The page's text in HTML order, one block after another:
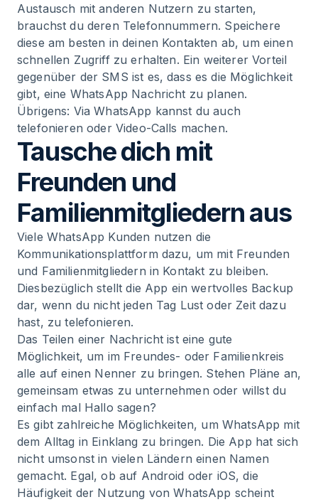
Austausch mit anderen Nutzern zu starten,
brauchst du deren Telefonnummern. Speichere
diese am besten in deinen Kontakten ab, um einen
schnellen Zugriff zu erhalten. Ein weiterer Vorteil
gegenüber der SMS ist es, dass es die Möglichkeit
gibt, eine WhatsApp Nachricht zu planen.
Übrigens: Via WhatsApp kannst du auch
telefonieren oder Video-Calls machen.
Tausche dich mit
Freunden und
Familienmitgliedern aus
Viele WhatsApp Kunden nutzen die
Kommunikationsplattform dazu, um mit Freunden
und Familienmitgliedern in Kontakt zu bleiben.
Diesbezüglich stellt die App ein wertvolles Backup
dar, wenn du nicht jeden Tag Lust oder Zeit dazu
hast, zu telefonieren.
Das Teilen einer Nachricht ist eine gute
Möglichkeit, um im Freundes- oder Familienkreis
alle auf einen Nenner zu bringen. Stehen Pläne an,
gemeinsam etwas zu unternehmen oder willst du
einfach mal Hallo sagen?
Es gibt zahlreiche Möglichkeiten, um WhatsApp mit
dem Alltag in Einklang zu bringen. Die App hat sich
nicht umsonst in vielen Ländern einen Namen
gemacht. Egal, ob auf Android oder iOS, die
Häufigkeit der Nutzung von WhatsApp scheint